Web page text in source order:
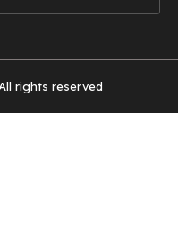
rights reserved